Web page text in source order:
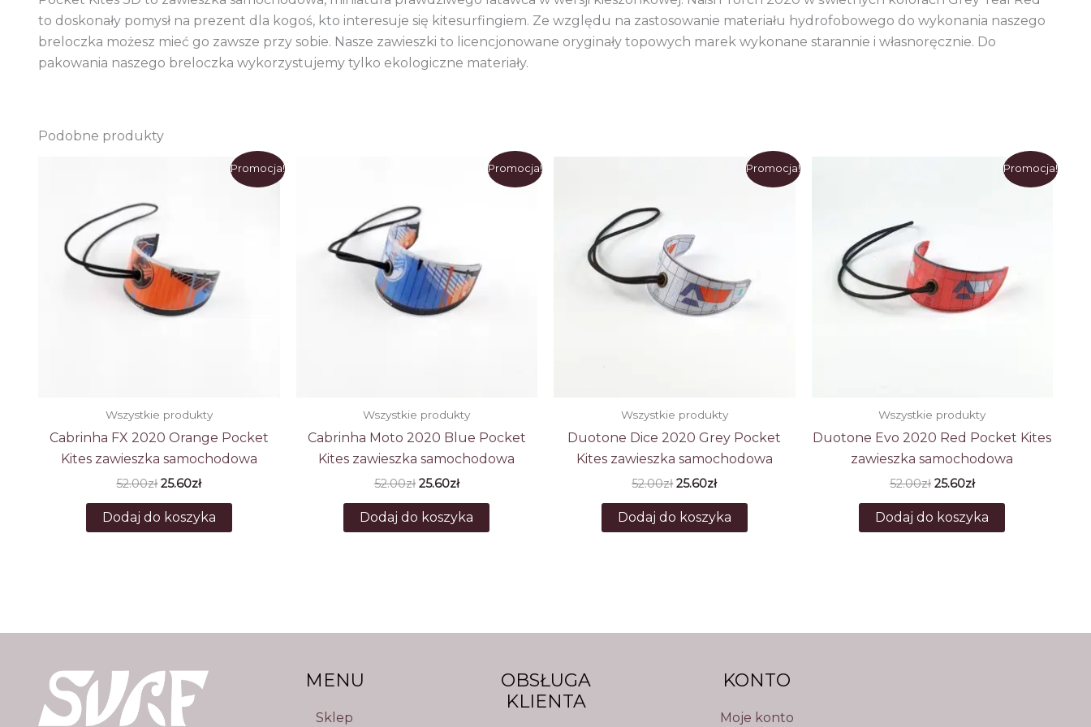
to doskonały pomysł na prezent dla kogoś, kto interesuje się kitesurfingiem. Ze względu na zastosowanie materiału hydrofobowego do wykonania naszego
breloczka możesz mieć go zawsze przy sobie. Nasze zawieszki to licencjonowane oryginały topowych marek wykonane starannie i własnoręcznie. Do
pakowania naszego breloczka wykorzystujemy tylko ekologiczne materiały.
Podobne produkty
Promocja!
Wszystkie produkty
Cabrinha FX 2020 Orange Pocket
Kites zawieszka samochodowa
52.00zł Pierwotna
wynosiła:
52.00zł.
25.60złAktualna
wynosi:
25.60zł.
Dodaj do koszyka
Promocja!
Wszystkie produkty
Cabrinha Moto 2020 Blue Pocket
Kites zawieszka samochodowa
52.00zł Pierwotna
wynosiła:
52.00zł.
25.60złAktualna
wynosi:
25.60zł.
Dodaj do koszyka
Promocja!
Wszystkie produkty
Duotone Dice 2020 Grey Pocket
Kites zawieszka samochodowa
52.00zł Pierwotna
wynosiła:
52.00zł.
25.60złAktualna
wynosi:
25.60zł.
Dodaj do koszyka
Promocja!
Wszystkie produkty
Duotone Evo 2020 Red Pocket Kites
zawieszka samochodowa
52.00zł Pierwotna
wynosiła:
52.00zł.
25.60złAktualna
wynosi:
25.60zł.
Dodaj do koszyka
MENU
Sklep
OBSŁUGA
KLIENTA
KONTO
Moje konto